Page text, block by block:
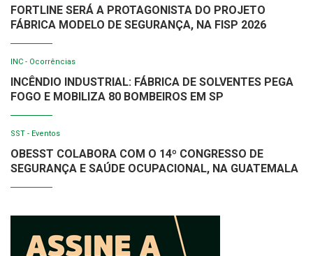
FORTLINE SERÁ A PROTAGONISTA DO PROJETO
FÁBRICA MODELO DE SEGURANÇA, NA FISP 2026
INC - Ocorrências
INCÊNDIO INDUSTRIAL: FÁBRICA DE SOLVENTES PEGA
FOGO E MOBILIZA 80 BOMBEIROS EM SP
SST - Eventos
OBESST COLABORA COM O 14º CONGRESSO DE
SEGURANÇA E SAÚDE OCUPACIONAL, NA GUATEMALA